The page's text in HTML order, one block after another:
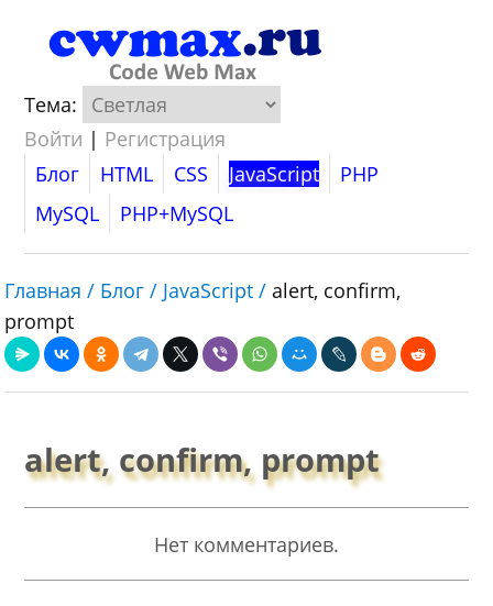
Тема:
Войти | Регистрация
Блог
HTML CSS JavaScript
PHP
MySQL
PHP+MySQL
Главная / Блог / JavaScript /alert, confirm,
prompt
alert, confirm, prompt
Нет комментариев.